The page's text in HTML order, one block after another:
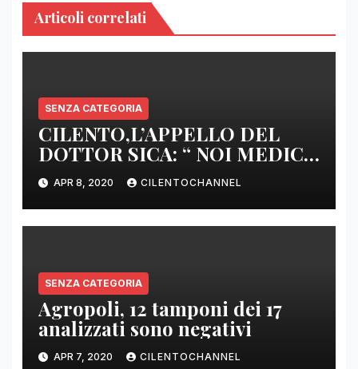
Articoli correlati
SENZA CATEGORIA
CILENTO,L’APPELLO DEL
DOTTOR SICA: “ NOI MEDICI
DI BASE SIAMO SENZA ARMI
E SENZA PRESIDI”
APR 8, 2020 CILENTOCHANNEL
SENZA CATEGORIA
Agropoli, 12 tamponi dei 17
analizzati sono negativi
APR 7, 2020 CILENTOCHANNEL